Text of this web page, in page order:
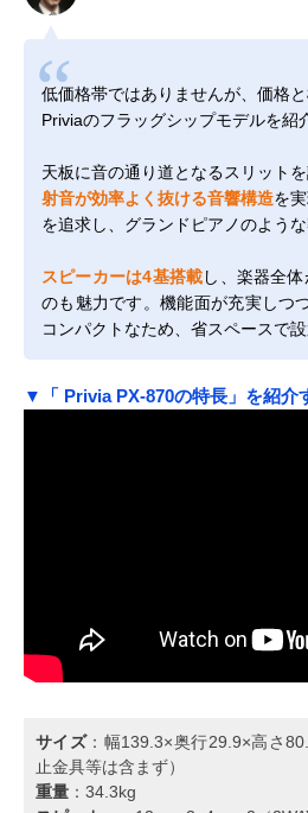
低価格帯ではありませんが、価格
Priviaのフラッグシップモデルを紹
天板に音の通り道となるスリットを
射音が効率よく抜ける音響構造を
を追求し、グランドピアノのよう
スピーカーは4基搭載し、楽器全
のも魅力です。機能面が充実しつ
コンパクトなため、省スペースで
▼「 Privia PX-870の特長」を紹介
サイズ：幅139.3×奥行29.9×高さ
止金具等は含まず）
重量 ：34.3kg